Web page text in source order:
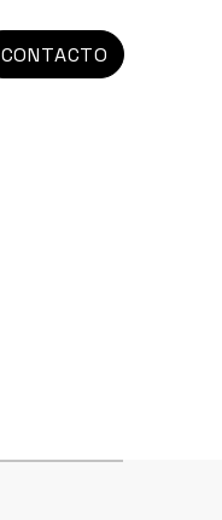
CONTACTO